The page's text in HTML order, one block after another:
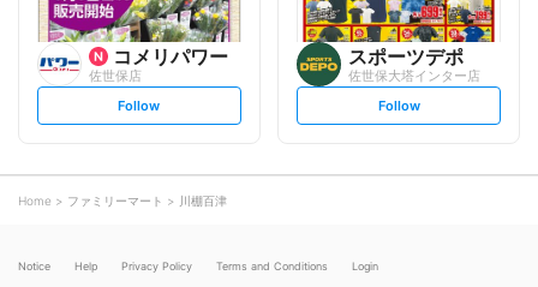
コメリパワー
佐世保店
s
l
o
Follow
スポーツデポ
佐世保大塔インター店
s
l
Follow
Home ファミリーマート 川棚百津
Notice Help Privacy Policy Terms and Conditions Login